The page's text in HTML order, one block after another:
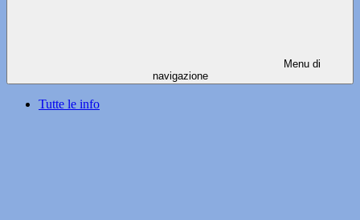
Menu di
navigazione
Tutte le info